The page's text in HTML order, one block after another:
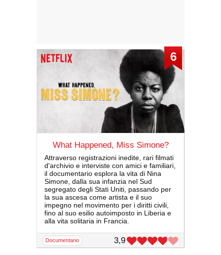
6
What Happened, Miss Simone?
Attraverso registrazioni inedite, rari filmati
d'archivio e interviste con amici e familiari,
il documentario esplora la vita di Nina
Simone, dalla sua infanzia nel Sud
segregato degli Stati Uniti, passando per
la sua ascesa come artista e il suo
impegno nel movimento per i diritti civili,
fino al suo esilio autoimposto in Liberia e
alla vita solitaria in Francia.
documentario 3,9